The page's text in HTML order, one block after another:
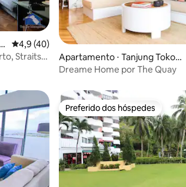
4,9 de uma avaliação média de 5, 40
4,9 (40)
Straits
Apartamento ⋅ Tanjung Tokon
g
Dreame Home por The Quay
Preferido dos hóspedes
Preferido dos hóspedes